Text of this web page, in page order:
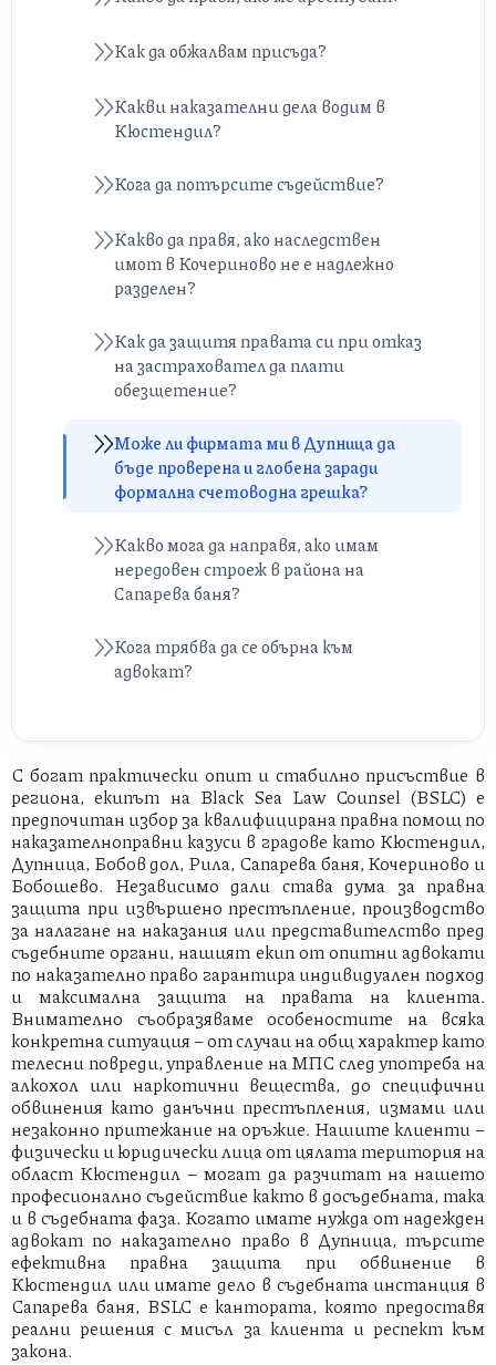
Как да обжалвам присъда?
Какви наказателни дела водим в
Кюстендил?
Кога да потърсите съдействие?
Какво да правя, ако наследствен
имот в Кочериново не е надлежно
разделен?
Как да защитя правата си при отказ
на застраховател да плати
обезщетение?
Може ли фирмата ми в Дупница да
бъде проверена и глобена заради
формална счетоводна грешка?
Какво мога да направя, ако имам
нередовен строеж в района на
Сапарева баня?
Кога трябва да се обърна към
адвокат?
С богат практически опит и стабилно присъствие в
региона, екипът на Black Sea Law Counsel (BSLC) е
предпочитан избор за квалифицирана правна помощ по
наказателноправни казуси в градове като Кюстендил,
Дупница, Бобов дол, Рила, Сапарева баня, Кочериново и
Бобошево. Независимо дали става дума за правна
защита при извършено престъпление, производство
за налагане на наказания или представителство пред
съдебните органи, нашият екип от опитни адвокати
по наказателно право гарантира индивидуален подход
и максимална защита на правата на клиента.
Внимателно съобразяваме особеностите на всяка
конкретна ситуация – от случаи на общ характер като
телесни повреди, управление на МПС след употреба на
алкохол или наркотични вещества, до специфични
обвинения като данъчни престъпления, измами или
незаконно притежание на оръжие. Нашите клиенти –
физически и юридически лица от цялата територия на
област Кюстендил – могат да разчитат на нашето
професионално съдействие както в досъдебната, така
и в съдебната фаза. Когато имате нужда от надежден
адвокат по наказателно право в Дупница, търсите
ефективна правна защита при обвинение в
Кюстендил или имате дело в съдебната инстанция в
Сапарева баня, BSLC е кантората, която предоставя
реални решения с мисъл за клиента и респект към
закона.